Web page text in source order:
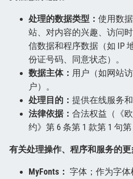
处理的数据类型：使用数
站、对内容的兴趣、访问
信数据和程序数据（如 IP
份证号码、同意状态）。
数据主体： 用户（如网站
户）。
处理目的：提供在线服务
法律依据：合法权益（《
约》第 6 条第 1 款第 1 句第
有关处理操作、程序和服务的更
MyFonts：字体；作为字